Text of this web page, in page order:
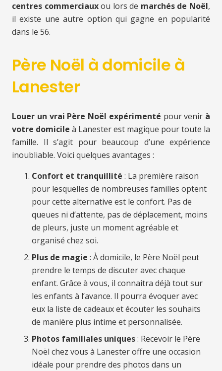
centres commerciauxou lors de marchés de Noël,
il existe une autre option qui gagne en popularité
dans le 56.
Père Noël à domicile à
Lanester
Louer un vrai Père Noël expérimenté pour venir à
votre domicile à Lanester est magique pour toute la
famille. Il s’agit pour beaucoup d’une expérience
inoubliable. Voici quelques avantages :
Confort et tranquillité : La première raison
pour lesquelles de nombreuses familles optent
pour cette alternative est le confort. Pas de
queues ni d’attente, pas de déplacement, moins
de pleurs, juste un moment agréable et
organisé chez soi.
Plus de magie : À domicile, le Père Noël peut
prendre le temps de discuter avec chaque
enfant. Grâce à vous, il connaitra déjà tout sur
les enfants à l’avance. Il pourra évoquer avec
eux la liste de cadeaux et écouter les souhaits
de manière plus intime et personnalisée.
Photos familiales uniques: Recevoir le Père
Noël chez vous à Lanester offre une occasion
idéale pour prendre des photos dans un